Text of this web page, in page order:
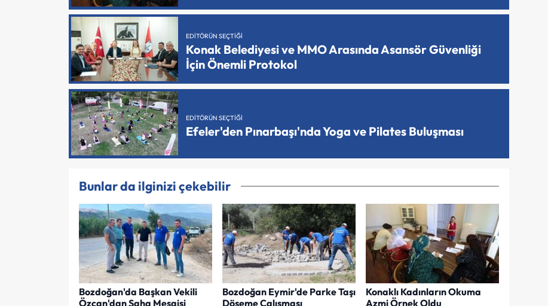
EDITÖRÜN SEÇTIĞI
Konak Belediyesi ve MMO Arasında Asansör Güvenliği
İçin Önemli Protokol
EDITÖRÜN SEÇTIĞI
Efeler'den Pınarbaşı'nda Yoga ve Pilates Buluşması
Bunlar da ilginizi çekebilir
Bozdoğan'da Başkan Vekili
Özcan'dan Saha Mesaisi
Bozdoğan Eymir'de Parke Taşı
Döşeme Çalışması
Konaklı Kadınların Okuma
Azmi Örnek Oldu